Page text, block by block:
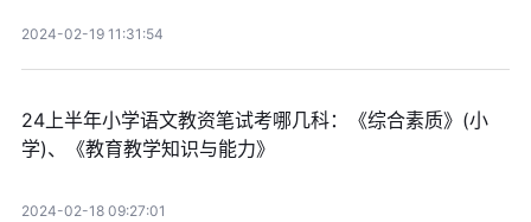
2024-02-19 11:31:54
24上半年小学语文教资笔试考哪几科：《综合素质》(小
学)、《教育教学知识与能力》
2024-02-18 09:27:01